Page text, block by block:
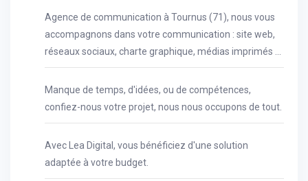
Agence de communication à Tournus (71), nous vous
accompagnons dans votre communication : site web,
réseaux sociaux, charte graphique, médias imprimés ...
Manque de temps, d'idées, ou de compétences,
confiez-nous votre projet, nous nous occupons de tout.
Avec Lea Digital, vous bénéficiez d'une solution
adaptée à votre budget.